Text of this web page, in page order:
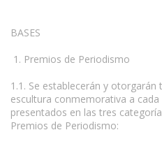
BASES
1. Premios de Periodismo
1.1. Se establecerán y
escultura conmemorativa a
presentados en las tres
Premios de Periodismo: